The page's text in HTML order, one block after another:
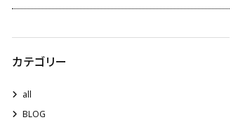
カテゴリー
all
BLOG